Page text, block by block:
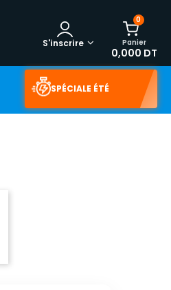
0
Panier
0,000 DT
S'inscrire
SPÉCIALE ÉTÉ